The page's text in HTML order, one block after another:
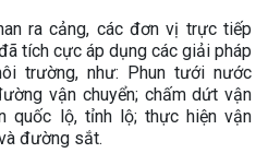
ra cảng, các đơn vị trực tiếp
tích cực áp dụng các giải pháp
trường, như: Phun tưới nước
vận chuyển; chấm dứt vận
quốc lộ, tỉnh lộ; thực hiện vận
đường sắt.